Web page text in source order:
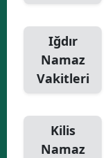
Iğdır
Namaz
Vakitleri
Kilis
Namaz